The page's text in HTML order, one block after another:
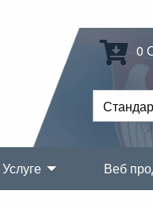
0
Услуге Веб